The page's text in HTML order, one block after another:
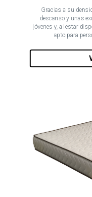
Gracias a su
descanso y unas
jóvenes y, al estar
apto para